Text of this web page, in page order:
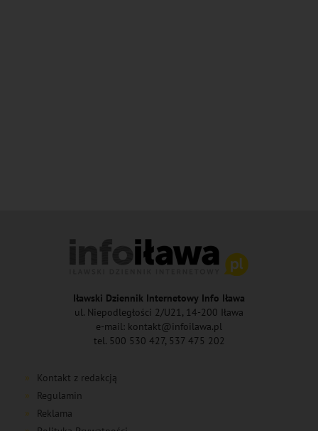
Iławski Dziennik Internetowy Info Iława
ul. Niepodległości 2/U21, 14-200 Iława
e-mail: kontakt@infoilawa.pl
tel. 500 530 427, 537 475 202
Kontakt z redakcją
Regulamin
Reklama